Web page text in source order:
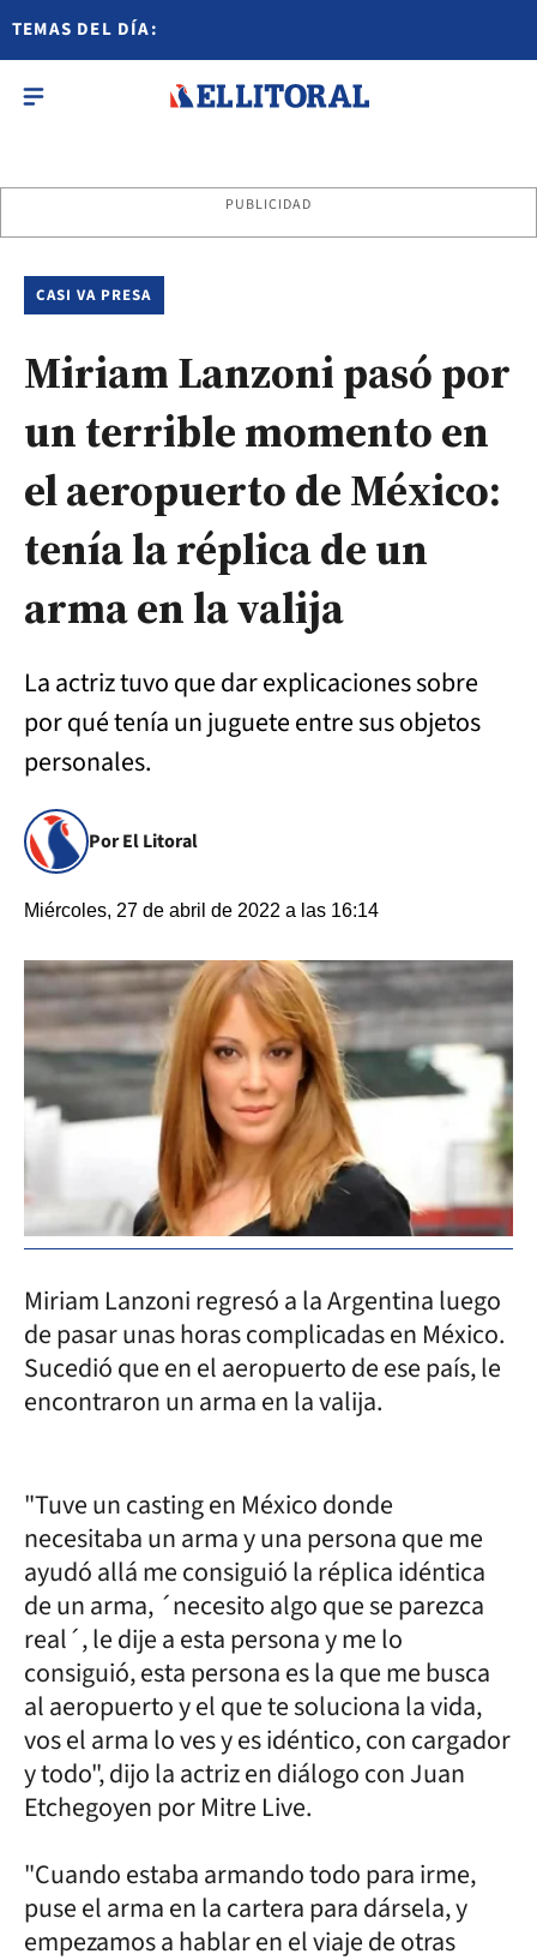
TEMAS DEL DÍA:
PUBLICIDAD
CASI VA PRESA
Miriam Lanzoni pasó por
un terrible momento en
el aeropuerto de México:
tenía la réplica de un
arma en la valija
La actriz tuvo que dar explicaciones sobre
por qué tenía un juguete entre sus objetos
personales.
Por El Litoral
Miércoles, 27 de abril de 2022 a las 16:14
Miriam Lanzoni regresó a la Argentina luego
de pasar unas horas complicadas en México.
Sucedió que en el aeropuerto de ese país, le
encontraron un arma en la valija.
"Tuve un casting en México donde
necesitaba un arma y una persona que me
ayudó allá me consiguió la réplica idéntica
de un arma, ´necesito algo que se parezca
real´, le dije a esta persona y me lo
consiguió, esta persona es la que me busca
al aeropuerto y el que te soluciona la vida,
vos el arma lo ves y es idéntico, con cargador
y todo", dijo la actriz en diálogo con Juan
Etchegoyen por Mitre Live.
"Cuando estaba armando todo para irme,
puse el arma en la cartera para dársela, y
empezamos a hablar en el viaje de otras